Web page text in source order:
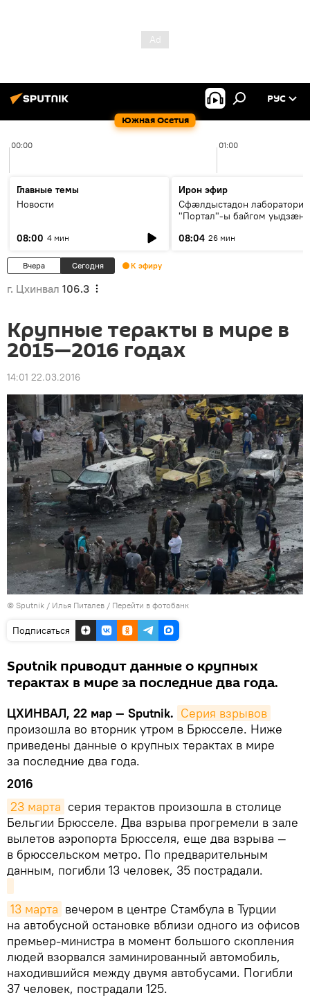
Южная Осетия
РУС
00:00 01:00
Главные темы
Новости
08:00 4 мин
Ирон эфир
Сфæлдыстадон лаборатори
"Портал"-ы байгом уыдзæн
Æхсары куыстыты равдыст
08:04 26 мин
Вчера Сегодня К эфиру
г. Цхинвал 106.3
Крупные теракты в мире в
2015—2016 годах
14:01 22.03.2016
© Sputnik / Илья Питалев / Перейти в фотобанк
Подписаться
Sputnik приводит данные о крупных
терактах в мире за последние два года.
ЦХИНВАЛ, 22 мар — Sputnik. Серия взрывов
произошла во вторник утром в Брюсселе. Ниже
приведены данные о крупных терактах в мире
за последние два года.
2016
23 марта серия терактов произошла в столице
Бельгии Брюсселе. Два взрыва прогремели в зале
вылетов аэропорта Брюсселя, еще два взрыва —
в брюссельском метро. По предварительным
данным, погибли 13 человек, 35 пострадали.
13 марта вечером в центре Стамбула в Турции
на автобусной остановке вблизи одного из офисов
премьер-министра в момент большого скопления
людей взорвался заминированный автомобиль,
находившийся между двумя автобусами. Погибли
37 человек, пострадали 125.